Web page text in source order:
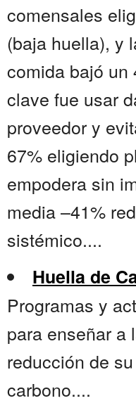
comensales
(baja huella), y
comida bajó un
clave fue usar
proveedor y
67% eligiendo
empodera sin
media –41%
sistémico....
Huella de
Programas y
para enseñar a
reducción de
carbono....